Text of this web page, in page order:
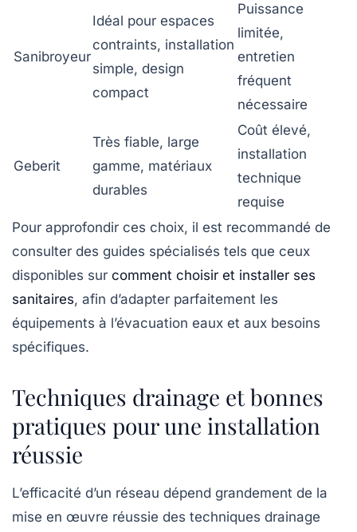
Sanibroyeur
Idéal pour espaces
contraints, installation
simple, design
compact
Puissance
limitée,
entretien
fréquent
nécessaire
Geberit
Très fiable, large
gamme, matériaux
durables
Coût élevé,
installation
technique
requise
Pour approfondir ces choix, il est recommandé de
consulter des guides spécialisés tels que ceux
disponibles sur comment choisir et installer ses
sanitaires, afin d’adapter parfaitement les
équipements à l’évacuation eaux et aux besoins
spécifiques.
Techniques drainage et bonnes
pratiques pour une installation
réussie
L’efficacité d’un réseau dépend grandement de la
mise en œuvre réussie des techniques drainage